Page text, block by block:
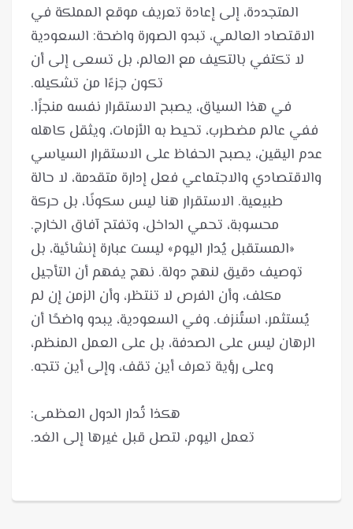
المتجددة، إلى إعادة تعريف موقع المملكة في
الاقتصاد العالمي، تبدو الصورة واضحة: السعودية
لا تكتفي بالتكيف مع العالم، بل تسعى إلى أن
في هذا السياق، يصبح الاستقرار نفسه منجزًا.
ففي عالم مضطرب، تحيط به الأزمات، ويثقل كاهله
عدم اليقين، يصبح الحفاظ على الاستقرار السياسي
والاقتصادي والاجتماعي فعل إدارة متقدمة، لا حالة
طبيعية. الاستقرار هنا ليس سكونًا، بل حركة
«المستقبل يُدار اليوم» ليست عبارة إنشائية، بل
توصيف دقيق لنهج دولة. نهج يفهم أن التأجيل
مكلف، وأن الفرص لا تنتظر، وأن الزمن إن لم
يُستثمر، استُنزف. وفي السعودية، يبدو واضحًا أن
الرهان ليس على الصدفة، بل على العمل المنظم،
تعمل اليوم، لتصل قبل غيرها إلى الغد.